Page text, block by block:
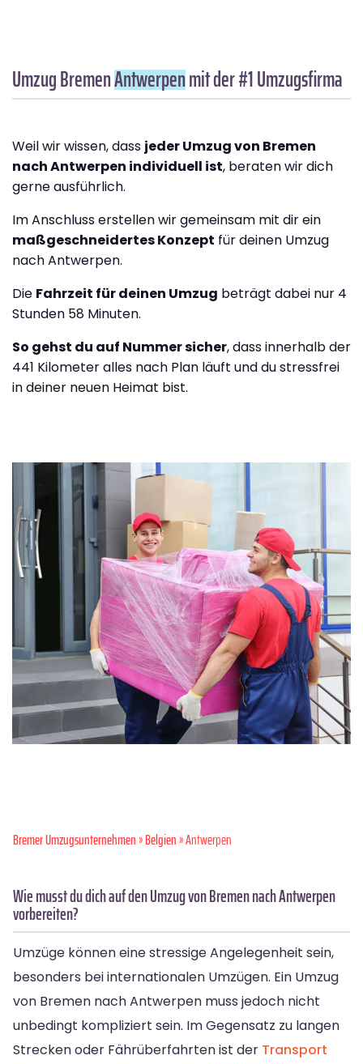
Umzug BremenAntwerpenmit der #1 Umzugsfirma
Weil wir wissen, dass jeder Umzug von Bremen
nach Antwerpen individuell ist, beraten wir dich
gerne ausführlich.
Im Anschluss erstellen wir gemeinsam mit dir ein
maßgeschneidertes Konzept für deinen Umzug
nach Antwerpen.
Die Fahrzeit für deinen Umzug beträgt dabei nur 4
Stunden 58 Minuten.
So gehst du auf Nummer sicher, dass innerhalb der
441 Kilometer alles nach Plan läuft und du stressfrei
in deiner neuen Heimat bist.
Bremer Umzugsunternehmen»Belgien» Antwerpen
Wie musst du dich auf den Umzug von Bremen nach Antwerpen
vorbereiten?
Umzüge können eine stressige Angelegenheit sein,
besonders bei internationalen Umzügen. Ein Umzug
von Bremen nach Antwerpen muss jedoch nicht
unbedingt kompliziert sein. Im Gegensatz zu langen
Strecken oder Fährüberfahrten ist der Transport